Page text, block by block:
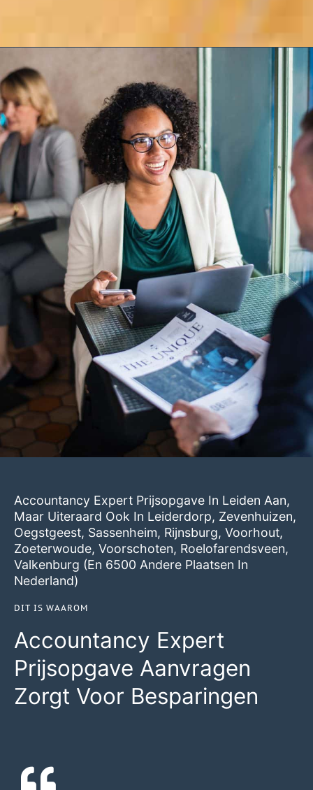
Accountancy Expert Prijsopgave In Leiden Aan,
Maar Uiteraard Ook In Leiderdorp, Zevenhuizen,
Oegstgeest, Sassenheim, Rijnsburg, Voorhout,
Zoeterwoude, Voorschoten, Roelofarendsveen,
Valkenburg (en 6500 Andere Plaatsen In
Nederland)
DIT IS WAAROM
Accountancy Expert
Prijsopgave Aanvragen
Zorgt Voor Besparingen